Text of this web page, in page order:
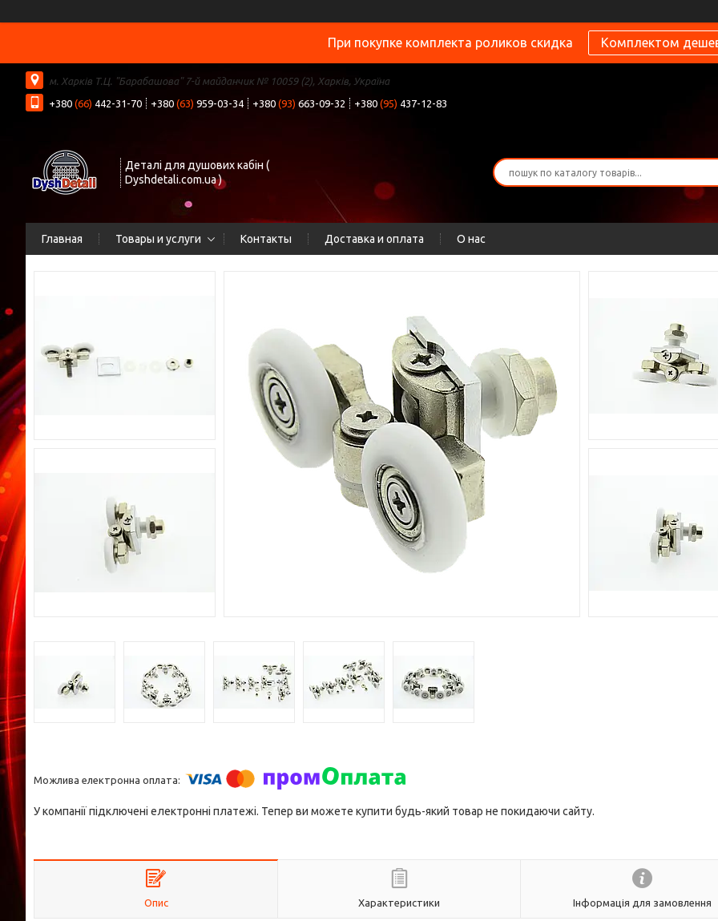
При покупке комплекта роликов скидка Комплектом
м. Харків Т.Ц. "Барабашова" 7-й майданчик № 10059 (2), Харків, Україна
+380 (66) 442-31-70 +380 (63) 959-03-34 +380 (93) 663-09-32 +380 (95) 437-12-83
Деталі для душових кабін (
Dyshdetali.com.ua )
Главная Товары и услуги Контакты Доставка и оплата О нас
У компанії підключені електронні платежі. Тепер ви можете купити будь-який товар не покидаючи сайту.
Опис Характеристики Інформація для замовлення